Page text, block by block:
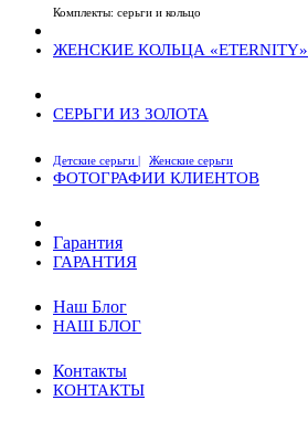
Комплекты: серьги и кольцо
ЖЕНСКИЕ КОЛЬЦА «ETERNITY»
СЕРЬГИ ИЗ ЗОЛОТА
Детские серьги | Женские серьги
ФОТОГРАФИИ КЛИЕНТОВ
Гарантия
ГАРАНТИЯ
Наш Блог
НАШ БЛОГ
Контакты
КОНТАКТЫ